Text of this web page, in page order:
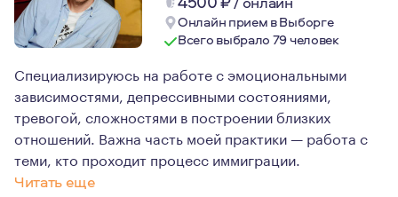
Онлайн прием в Выборге
Всего выбрало 79 человек
Специализируюсь на работе с эмоциональными
зависимостями, депрессивными состояниями,
тревогой, сложностями в построении близких
отношений. Важна часть моей практики — работа с
теми, кто проходит процесс иммиграции.
Читать еще